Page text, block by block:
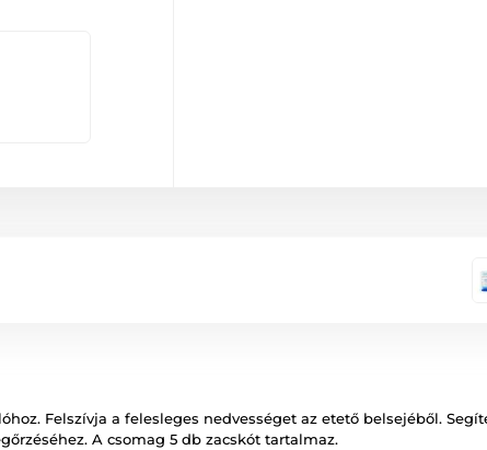
Felszívja a felesleges nedvességet az etető belsejéből.
A csomag 5 db zacskót tartalmaz.